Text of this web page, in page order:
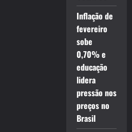
Inflação de
fevereiro
sobe
0,70% e
educação
lidera
pressão nos
preços no
Brasil